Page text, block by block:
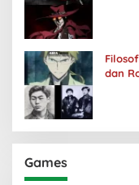
dan
Games